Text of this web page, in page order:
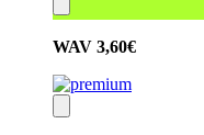
WAV 3,60€